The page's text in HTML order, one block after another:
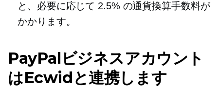
と、必要に応じて 2.5% の通貨換算手数料が
かかります。
PayPalビジネスアカウント
はEcwidと連携します